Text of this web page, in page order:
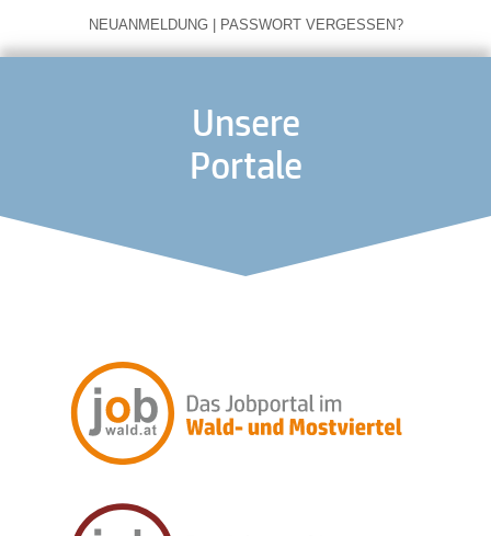
NEUANMELDUNG | PASSWORT VERGESSEN?
Unsere
Portale